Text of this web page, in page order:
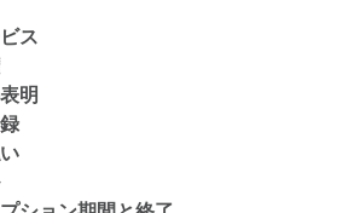
ス
明